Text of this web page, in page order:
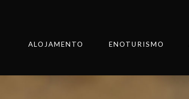
ALOJAMENTO ENOTURISMO